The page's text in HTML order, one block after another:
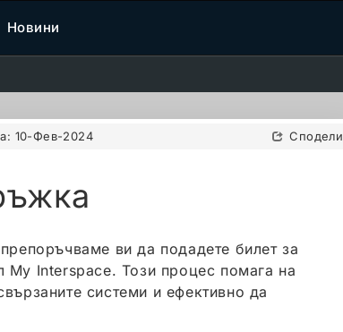
Новини
10-Фев-2024 Сподели
ви да подадете билет за
My Interspace. Този процес помага на
системи и ефективно да